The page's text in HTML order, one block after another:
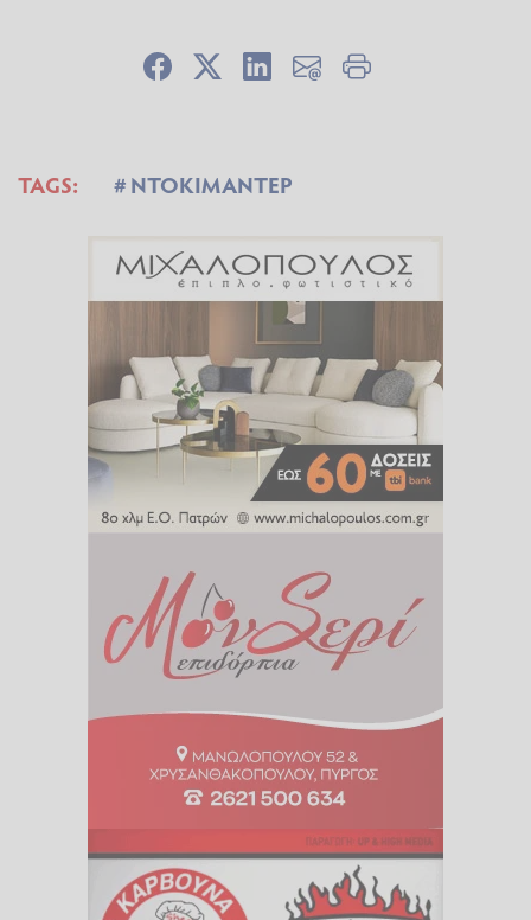
TAGS: ΝΤΟΚΙΜΑΝΤΕΡ